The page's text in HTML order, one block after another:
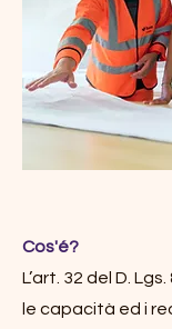
Cos'é?
L’art. 32 del D.
le capacità ed i